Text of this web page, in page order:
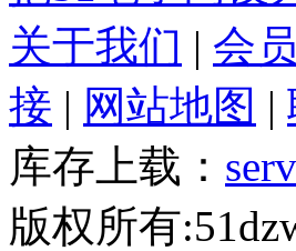
关于我们 | 会
接 | 网站地图 |
库存上载：
版权所有